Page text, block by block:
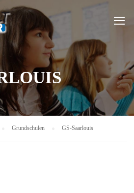
Grundschulen GS-Saarlouis